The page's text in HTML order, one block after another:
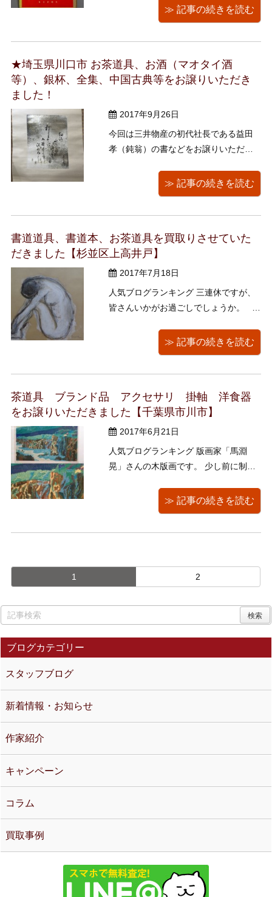
茶器、茶掛、お茶道具、木彫仏像、銀
杯、掛け軸、リトグラフ、吉川観方を
≫ 記事の続きを読む
★埼玉県川口市 お茶道具、お酒（マオタイ酒
等）、銀杯、全集、中国古典等をお譲りいただき
ました！
2017年9月26日
今回は三井物産の初代社長である益田
孝（鈍翁）の書などをお譲りいただき
である益田孝（嘉永元年～昭和13年
享年満90歳）の経歴を簡単に見てみる
新後は大蔵省を経て世界 ...
≫ 記事の続きを読む
書道道具、書道本、お茶道具を買取りさせていた
だきました【杉並区上高井戸】
2017年7月18日
人気ブログランキング 三連休ですが、
皆さんいかがお過ごしでしょうか。
しいイベントがたくさんあるのが夏な
のでなんだか嫌いになり切れません….
≫ 記事の続きを読む
茶道具 ブランド品 アクセサリ 掛軸 洋食器
をお譲りいただきました【千葉県市川市】
2017年6月21日
人気ブログランキング 版画家「馬淵
晃」さんの木版画です。 少し前に制作
ッチや版の重なりがとても現代風で
す。 ヨシダ 人気ブログランキング
≫ 記事の続きを読む
1 2
ブログカテゴリー
スタッフブログ
新着情報・お知らせ
作家紹介
キャンペーン
コラム
買取事例